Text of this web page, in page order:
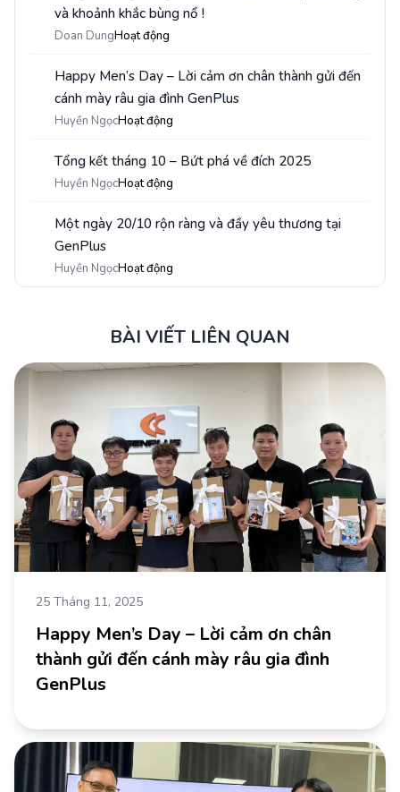
và khoảnh khắc bùng nổ !
Doan DungHoạt động
Happy Men’s Day – Lời cảm ơn chân thành gửi đến
cánh mày râu gia đình GenPlus
Huyền NgọcHoạt động
Tổng kết tháng 10 – Bứt phá về đích 2025
Huyền NgọcHoạt động
Một ngày 20/10 rộn ràng và đầy yêu thương tại
GenPlus
Huyền NgọcHoạt động
BÀI VIẾT LIÊN QUAN
25 Tháng 11, 2025
Happy Men’s Day – Lời cảm ơn chân
thành gửi đến cánh mày râu gia đình
GenPlus